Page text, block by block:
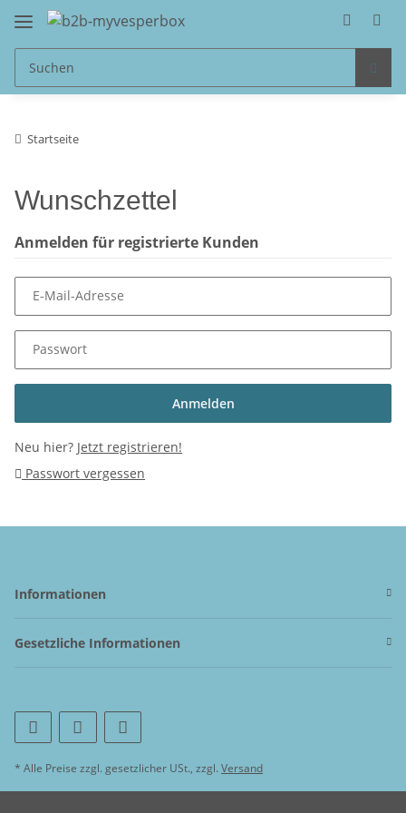
Startseite
Wunschzettel
Anmelden für registrierte Kunden
E-Mail-Adresse
Passwort
Anmelden
Neu hier? Jetzt registrieren!
Passwort vergessen
Informationen
Gesetzliche Informationen
* Alle Preise zzgl. gesetzlicher USt., zzgl. Versand